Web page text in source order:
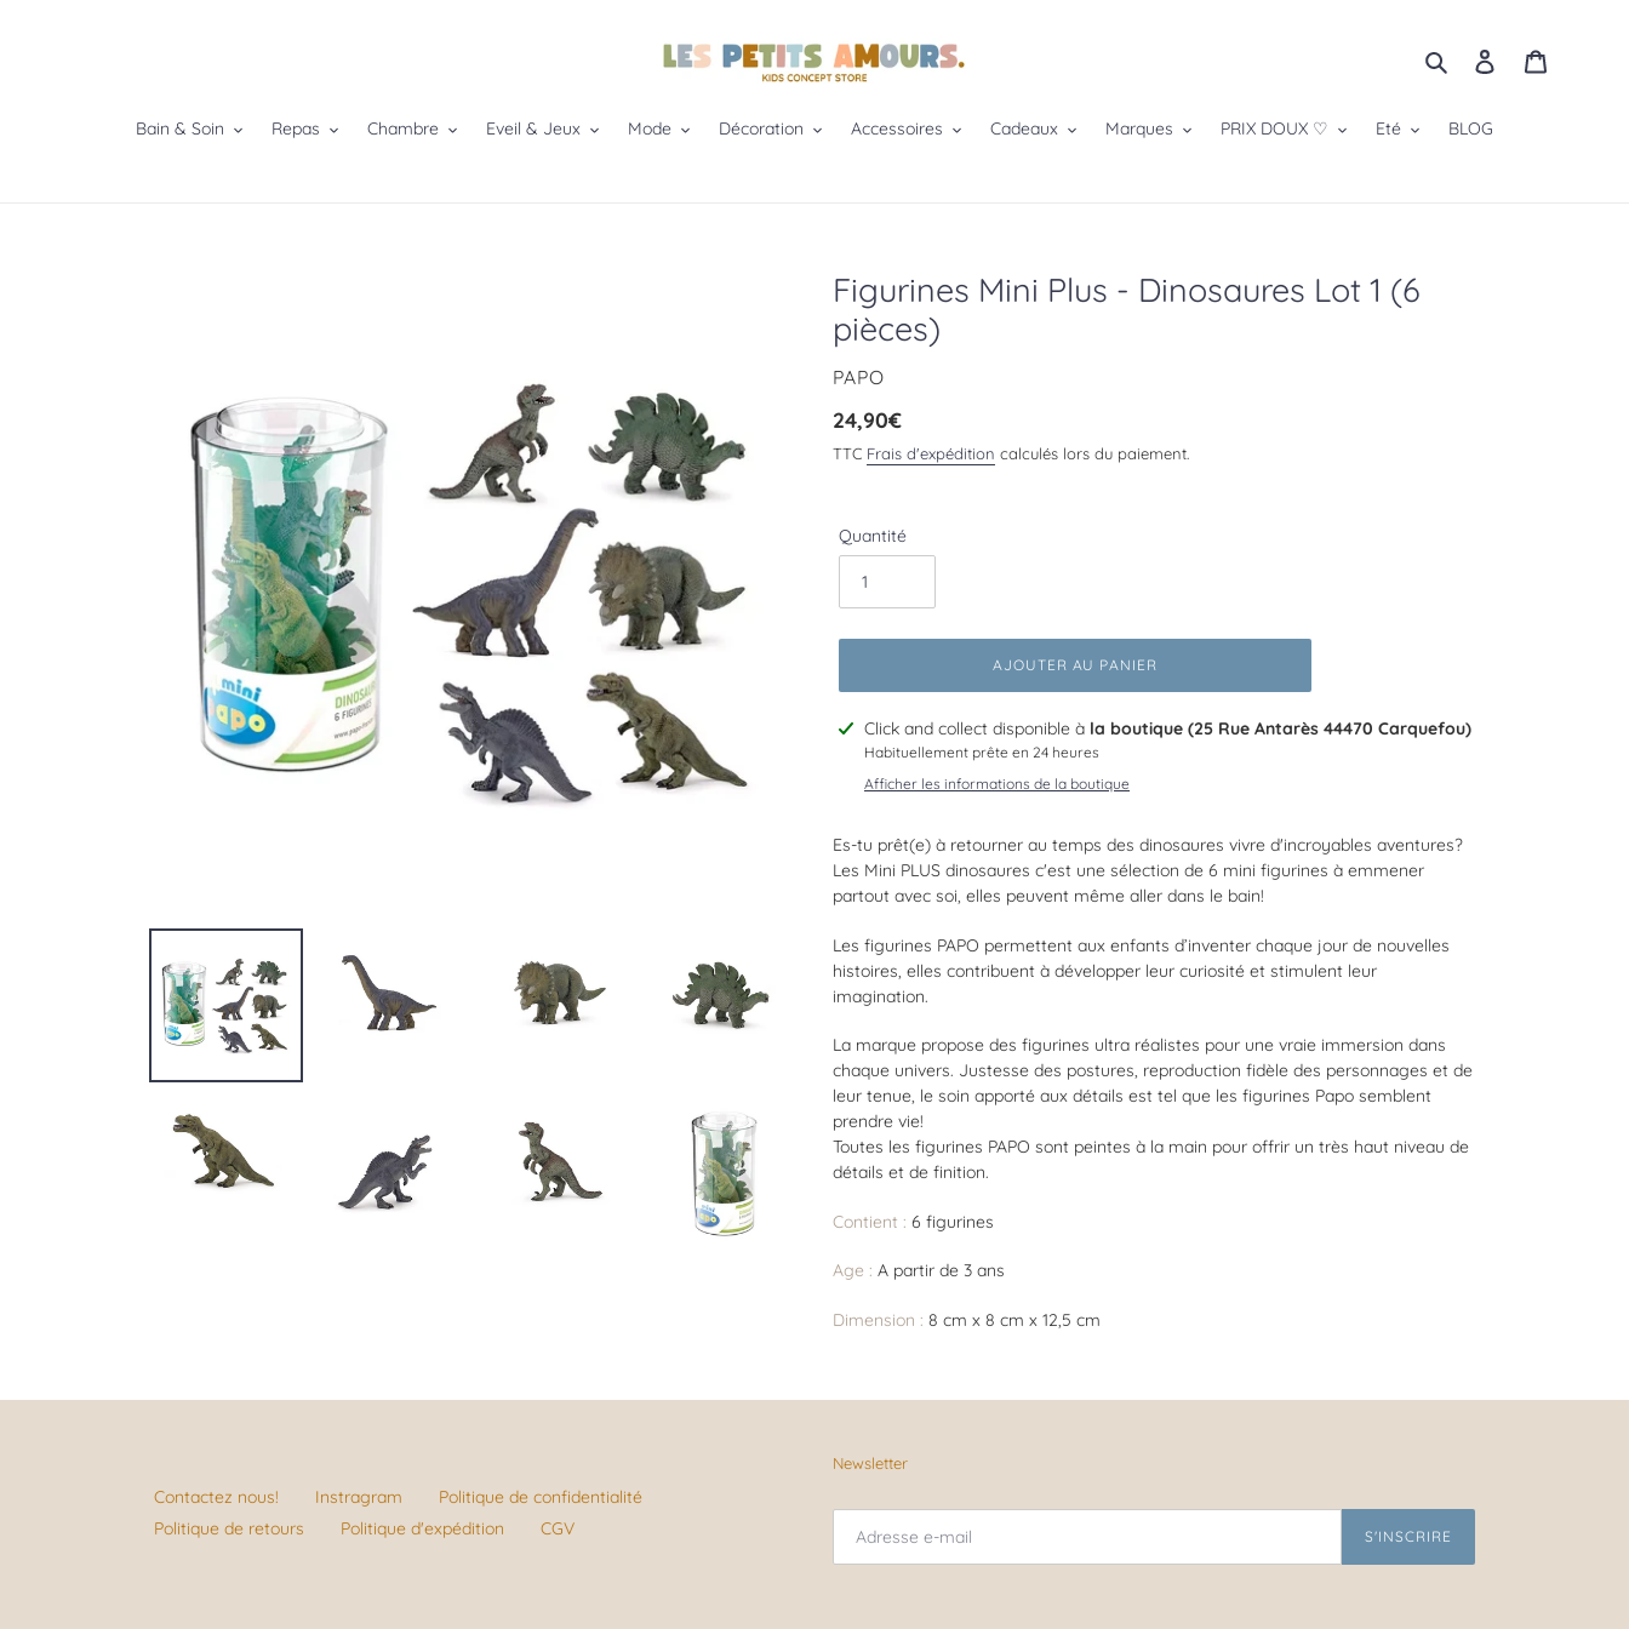
RechercherSe connecter
Bain & Soin Repas Chambre Eveil & Jeux Mode Décoration Accessoires Cadeaux Marques PRIX DOUX ♡ Eté BLOG
Figurines Mini Plus - Dinosaures Lot 1 (6
pièces)
DISTRIBUTEUR
PAPO
Prix
normal
24,90€
TTC Frais d'expédition calculés lors du paiement.
Quantité
AJOUTER AU PANIER
Ajout
produit
panier
Click and collect disponible à la boutique (25 Rue Antarès 44470 Carquefou)
Habituellement prête en 24 heures
Afficher les informations de la boutique
Es-tu prêt(e) à retourner au temps des dinosaures vivre d'incroyables aventures?
Les Mini PLUS dinosaures c'est une sélection de 6 mini figurines à emmener
partout avec soi, elles peuvent même aller dans le bain!
Les figurines PAPO permettent aux enfants d’inventer chaque jour de nouvelles
histoires, elles contribuent à développer leur curiosité et stimulent leur
imagination.
La marque propose des figurines ultra réalistes pour une vraie immersion dans
chaque univers. Justesse des postures, reproduction fidèle des personnages et de
leur tenue, le soin apporté aux détails est tel que les figurines Papo semblent
prendre vie!
Toutes les figurines PAPO sont peintes à la main pour offrir un très haut niveau de
détails et de finition.
Contient : 6 figurines
Age : A partir de 3 ans
Dimension : 8 cm x 8 cm x 12,5 cm
Contactez nous! Instragram
Politique de confidentialité
Politique de retours
Politique d'expédition CGV
Newsletter
S'INSCRIRE